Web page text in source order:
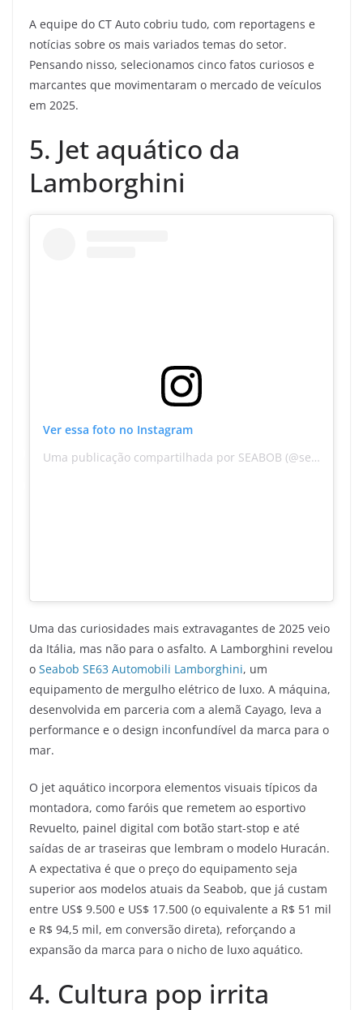
A equipe do CT Auto cobriu tudo, com reportagens e
notícias sobre os mais variados temas do setor.
Pensando nisso, selecionamos cinco fatos curiosos e
marcantes que movimentaram o mercado de veículos
em 2025.
5. Jet aquático da
Lamborghini
Ver essa foto no Instagram
Uma publicação compartilhada por SEABOB (@seabob_official)
Uma das curiosidades mais extravagantes de 2025 veio
da Itália, mas não para o asfalto. A Lamborghini revelou
o Seabob SE63 Automobili Lamborghini, um
equipamento de mergulho elétrico de luxo. A máquina,
desenvolvida em parceria com a alemã Cayago, leva a
performance e o design inconfundível da marca para o
mar.
O jet aquático incorpora elementos visuais típicos da
montadora, como faróis que remetem ao esportivo
Revuelto, painel digital com botão start-stop e até
saídas de ar traseiras que lembram o modelo Huracán.
A expectativa é que o preço do equipamento seja
superior aos modelos atuais da Seabob, que já custam
entre US$ 9.500 e US$ 17.500 (o equivalente a R$ 51 mil
e R$ 94,5 mil, em conversão direta), reforçando a
expansão da marca para o nicho de luxo aquático.
4. Cultura pop irrita